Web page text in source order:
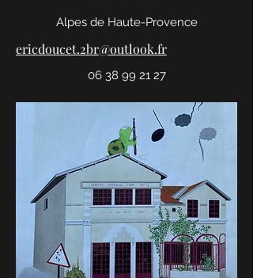
Alpes de Haute-Provence
ericdoucet.2br@outlook.fr
06 38 99 21 27